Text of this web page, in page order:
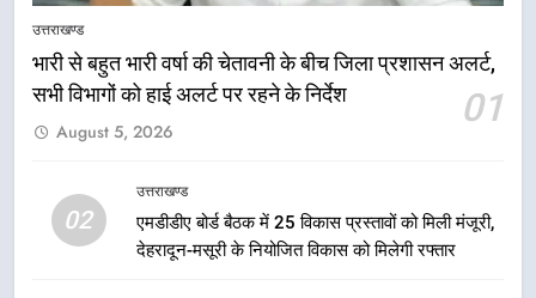
उत्तराखण्ड
भारी से बहुत भारी वर्षा की चेतावनी के बीच जिला प्रशासन अलर्ट,
सभी विभागों को हाई अलर्ट पर रहने के निर्देश
01
August 5, 2026
02
उत्तराखण्ड
एमडीडीए बोर्ड बैठक में 25 विकास प्रस्तावों को मिली मंजूरी,
देहरादून-मसूरी के नियोजित विकास को मिलेगी रफ्तार
सीसीटीवी, ड्रोन और स्वास्थ्य सेवाओं के
कांवड़ मार्ग
उत्तराखण्ड